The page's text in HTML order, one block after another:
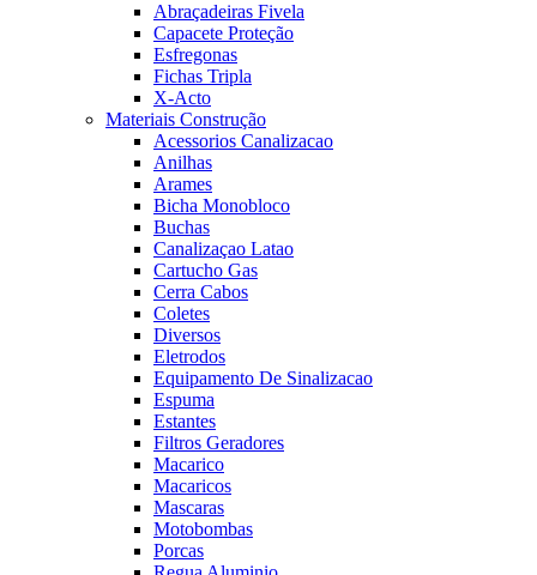
Abraçadeiras Fivela
Capacete Proteção
Esfregonas
Fichas Tripla
X-Acto
Materiais Construção
Acessorios Canalizacao
Anilhas
Arames
Bicha Monobloco
Buchas
Canalizaçao Latao
Cartucho Gas
Cerra Cabos
Coletes
Diversos
Eletrodos
Equipamento De Sinalizacao
Espuma
Estantes
Filtros Geradores
Macarico
Macaricos
Mascaras
Motobombas
Porcas